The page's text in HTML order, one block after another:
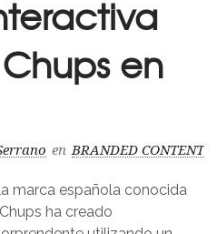
en
en BRANDED CONTENT
marca española conocida
ha creado